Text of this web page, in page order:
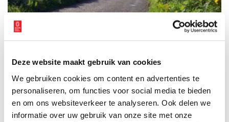
Deze website maakt gebruik van cookies
We gebruiken cookies om content en advertenties te
personaliseren, om functies voor social media te bieden
en om ons websiteverkeer te analyseren. Ook delen we
informatie over uw gebruik van onze site met onze
Als je in Amsterdam in de omgeving van Sloterdijk wandelt,
weet je dan dat je in de Brettenzone bent? Lees hier de
toelichting.